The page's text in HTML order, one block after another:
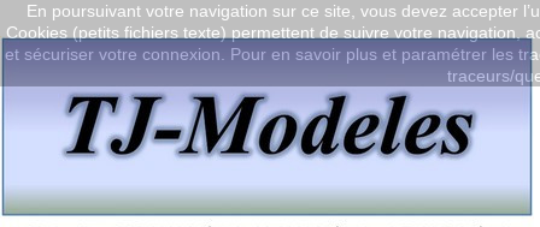
En poursuivant votre navigation sur ce site, vous devez accepter
Cookies (petits fichiers texte) permettent de suivre votre navigation,
et sécuriser votre connexion. Pour en savoir plus et paramétrer les
traceurs/